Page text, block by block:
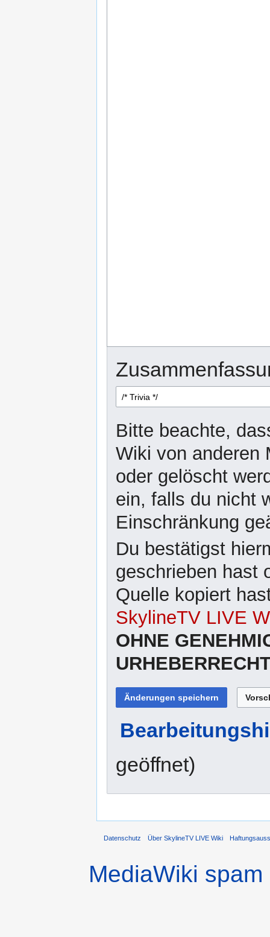
Bitte beachte,
Wiki von anderen
oder gelöscht
ein, falls du nicht
Einschränkung
Du bestätigst
geschrieben hast
Quelle kopiert
SkylineTV LIVE
OHNE
geöffnet)
Datenschutz Über SkylineTV LIVE Wiki
MediaWiki spam